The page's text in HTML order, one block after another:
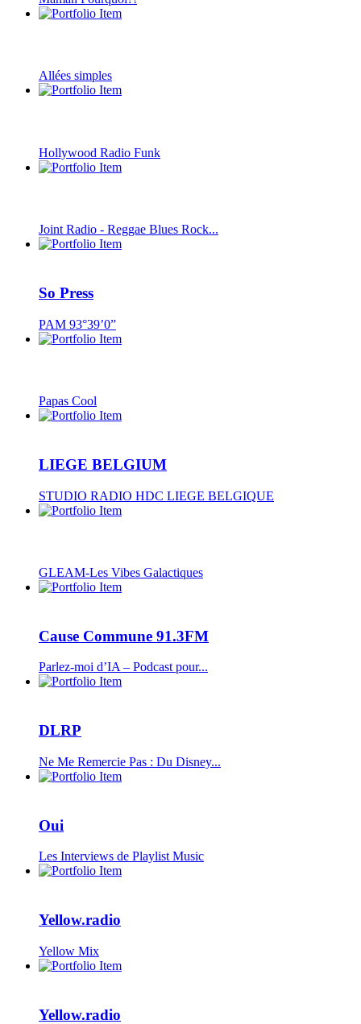
Allées simples
Hollywood Radio Funk
Joint Radio - Reggae Blues Rock...
So Press
PAM 93°39’0”
Papas Cool
LIEGE BELGIUM
STUDIO RADIO HDC LIEGE BELGIQUE
GLEAM-Les Vibes Galactiques
Cause Commune 91.3FM
Parlez-moi d’IA – Podcast pour...
DLRP
Ne Me Remercie Pas : Du Disney...
Oui
Les Interviews de Playlist Music
Yellow.radio
Yellow Mix
Yellow.radio